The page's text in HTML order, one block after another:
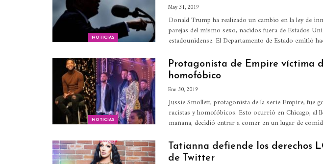
NOTICIAS
May 31, 2019
Donald Trump ha realizado un cambio en la ley de
parejas del mismo sexo, nacidos fuera de Estados
estadounidense. El Departamento de Estado emitió
NOTICIAS
Protagonista de Empire víctima
homofóbico
Ene 30, 2019
Jussie Smollett, protagonista de la serie Empire, fue
racistas y homofóbicos. Esto ocurrió en Chicago, al
mañana, decidió entrar a comer en un lugar de
Tatianna defiende los derechos
de Twitter